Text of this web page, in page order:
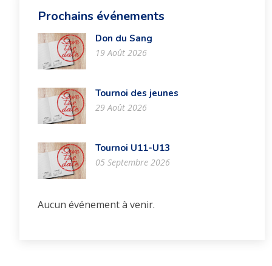
Prochains événements
Don du Sang
19 Août 2026
Tournoi des jeunes
29 Août 2026
Tournoi U11-U13
05 Septembre 2026
Aucun événement à venir.